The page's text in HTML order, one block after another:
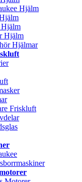
Hjälm
Hjälm
Hjälmar
Friskluft